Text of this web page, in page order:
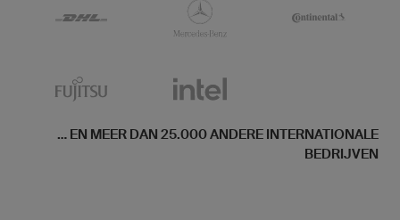
... EN MEER DAN 25.000 ANDERE INTERNATIONALE
BEDRIJVEN